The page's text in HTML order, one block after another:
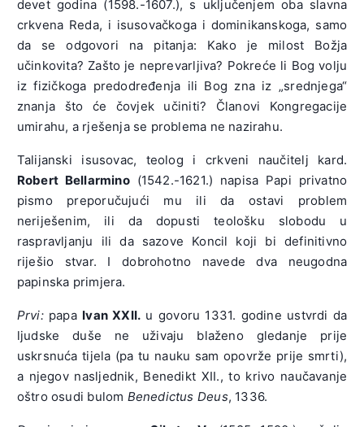
devet godina (1598.-1607.), s uključenjem oba slavna
crkvena Reda, i isusovačkoga i dominikanskoga, samo
da se odgovori na pitanja: Kako je milost Božja
učinkovita? Zašto je neprevarljiva? Pokreće li Bog volju
iz fizičkoga predodređenja ili Bog zna iz „srednjega“
znanja što će čovjek učiniti? Članovi Kongregacije
umirahu, a rješenja se problema ne nazirahu.
Talijanski isusovac, teolog i crkveni naučitelj kard.
Robert Bellarmino(1542.-1621.) napisa Papi privatno
pismo preporučujući mu ili da ostavi problem
neriješenim, ili da dopusti teološku slobodu u
raspravljanju ili da sazove Koncil koji bi definitivno
riješio stvar. I dobrohotno navede dva neugodna
papinska primjera.
Prvi:papa Ivan XXII. u govoru 1331. godine ustvrdi da
ljudske duše ne uživaju blaženo gledanje prije
uskrsnuća tijela (pa tu nauku sam opovrže prije smrti),
a njegov nasljednik, Benedikt XII., to krivo naučavanje
oštro osudi bulom Benedictus Deus, 1336.